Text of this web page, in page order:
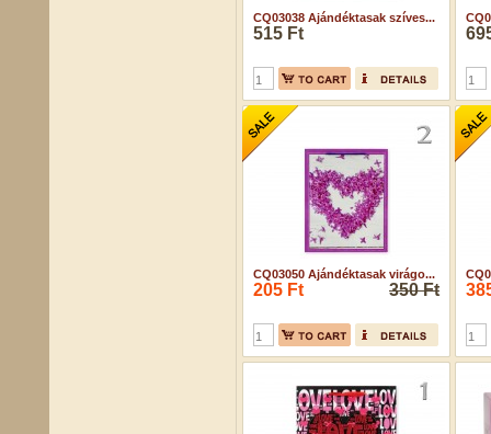
CQ03038 Ajándéktasak szíves...
515 Ft
CQ03050 Ajándéktasak virágo...
205 Ft 350 Ft